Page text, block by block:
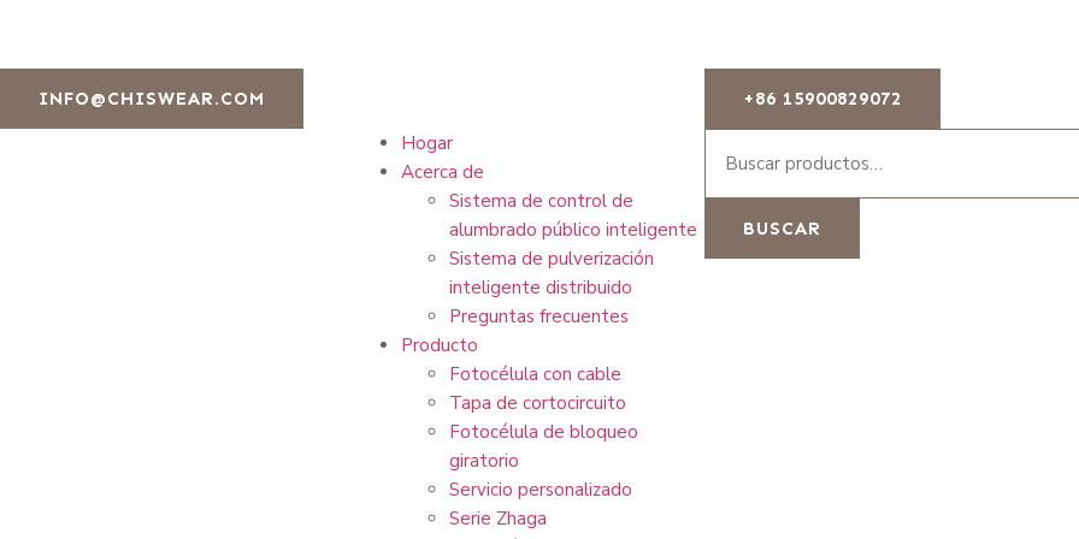
INFO@CHISWEAR.COM +86 15900829072
Hogar
Acerca de
Sistema de control de
alumbrado público inteligente
Sistema de pulverización
inteligente distribuido
Preguntas frecuentes
Producto
Fotocélula con cable
Tapa de cortocircuito
Fotocélula de bloqueo
giratorio
Servicio personalizado
Serie Zhaga
BUSCAR